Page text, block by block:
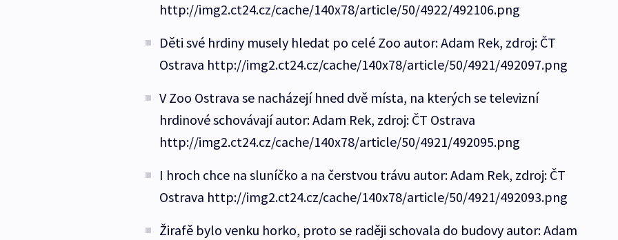
http://img2.ct24.cz/cache/140x78/article/50/4922/492106.png
Děti své hrdiny musely hledat po celé Zoo autor: Adam Rek, zdroj: ČT
Ostrava http://img2.ct24.cz/cache/140x78/article/50/4921/492097.png
V Zoo Ostrava se nacházejí hned dvě místa, na kterých se televizní
hrdinové schovávají autor: Adam Rek, zdroj: ČT Ostrava
http://img2.ct24.cz/cache/140x78/article/50/4921/492095.png
I hroch chce na sluníčko a na čerstvou trávu autor: Adam Rek, zdroj: ČT
Ostrava http://img2.ct24.cz/cache/140x78/article/50/4921/492093.png
Žirafě bylo venku horko, proto se raději schovala do budovy autor: Adam